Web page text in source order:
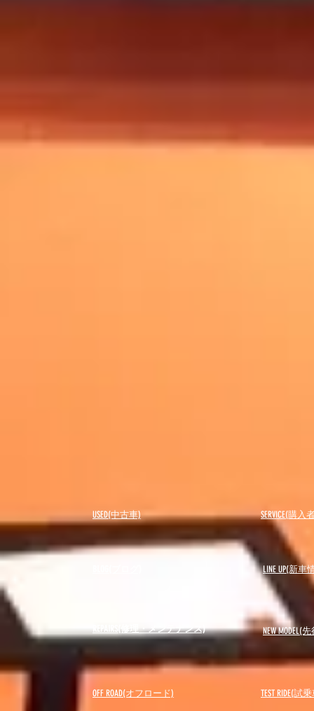
USED(中古車) SERVICE(購
LINE UP(新車
REPAIRS(修理・メンテナンス) NEW MODEL(先
OFF ROAD(オフロード) ​TEST RIDE(試